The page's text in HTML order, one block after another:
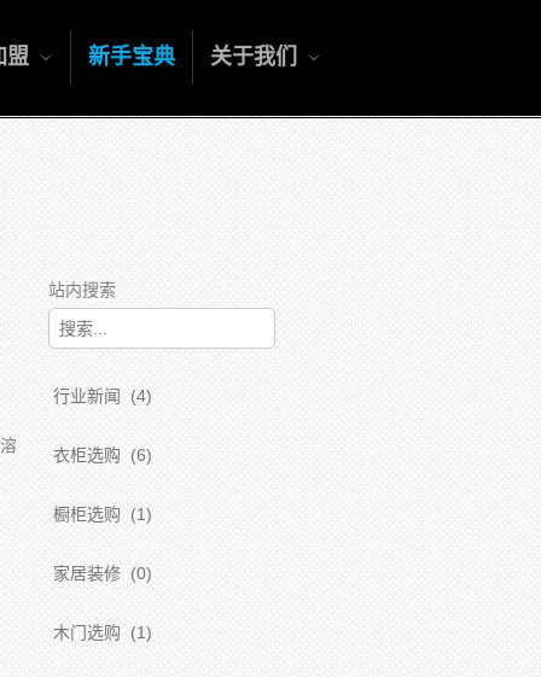
盟 新手宝典 关于我们
站内搜索
行业新闻 (4)
衣柜选购 (6)
橱柜选购 (1)
家居装修 (0)
木门选购 (1)